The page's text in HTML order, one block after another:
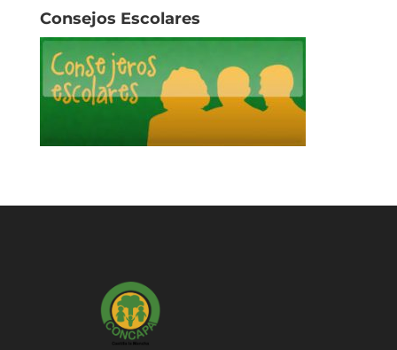
Consejos Escolares